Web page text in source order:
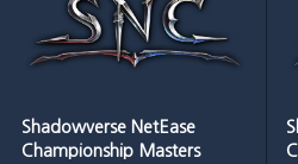
Shadowverse NetEase
Championship Masters